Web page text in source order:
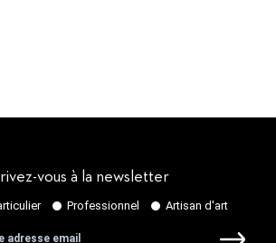
vous à la newsletter